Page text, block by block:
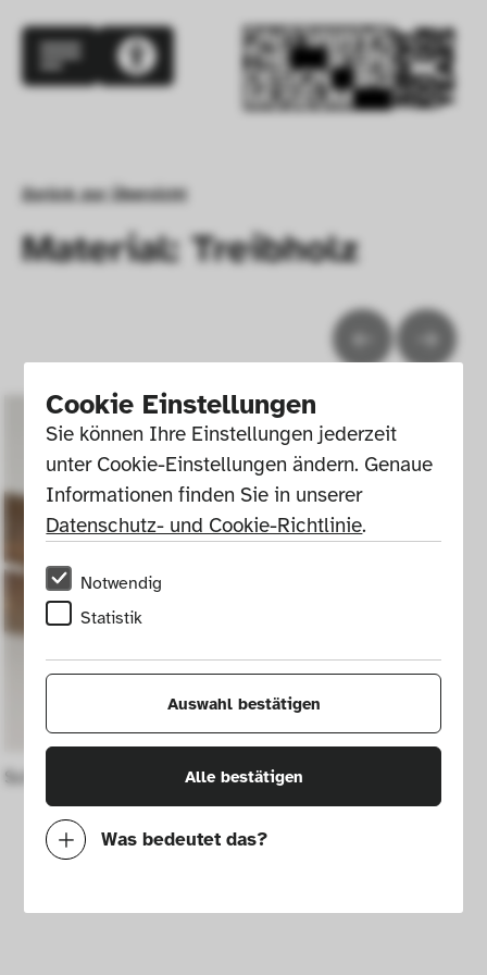
Cookie Einstellungen
Sie können Ihre Einstellungen jederzeit
unter Cookie-Einstellungen ändern. Genaue
Informationen finden Sie in unserer
Datenschutz- und Cookie-Richtlinie.
Notwendig
Statistik
Auswahl bestätigen
Alle bestätigen
Was bedeutet das?
Mit diesen Cookies können wir durch
Zurück zur Übersicht
Material: Treibholz
Schneebrille